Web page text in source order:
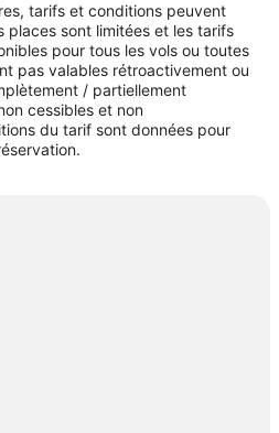
tarifs et conditions peuvent
places sont limitées et les tarifs
pour tous les vols ou toutes
pas valables rétroactivement ou
/ partiellement
cessibles et non
du tarif sont données pour